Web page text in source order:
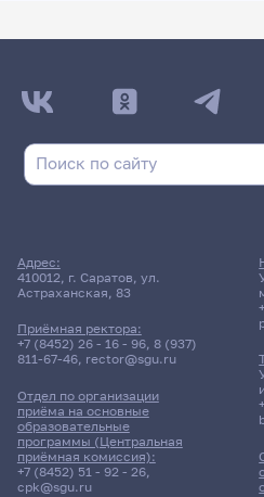
Адрес:
410012, г. Саратов, ул.
Астраханская, 83
Приёмная ректора:
+7 (8452) 26 - 16 - 96, 8 (937)
811-67-46, rector@sgu.ru
Отдел по организации
приёма на основные
образовательные
программы (Центральная
приёмная комиссия):
+7 (8452) 51 - 92 - 26,
cpk@sgu.ru